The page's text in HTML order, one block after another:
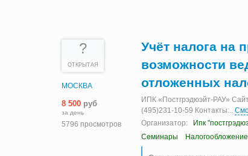
?
ОТКРЫТАЯ
МОСКВА
8 500 руб
за день
5796 просмотров
Учёт налога на
возможности
отложенных
ИПК «Постгрэдюэйт-РАУ»
(495)231-10-59 Контакты:
Организатор:
Ипк
Семинары